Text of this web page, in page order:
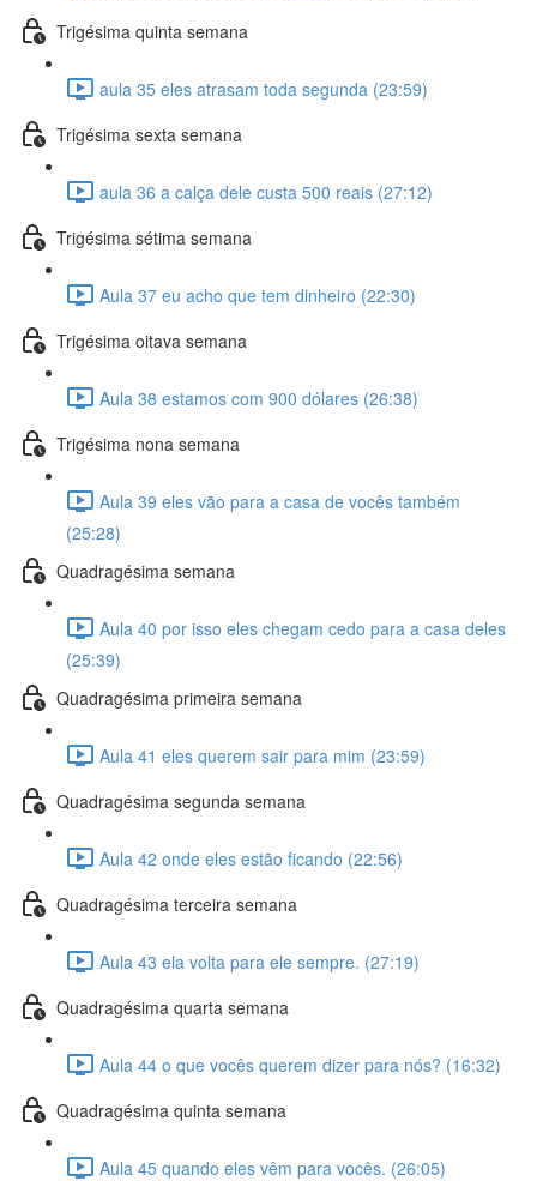
Trigésima quinta semana
aula 35 eles atrasam toda segunda (23:59)
Trigésima sexta semana
aula 36 a calça dele custa 500 reais (27:12)
Trigésima sétima semana
Aula 37 eu acho que tem dinheiro (22:30)
Trigésima oitava semana
Aula 38 estamos com 900 dólares (26:38)
Trigésima nona semana
Aula 39 eles vão para a casa de vocês também
(25:28)
Quadragésima semana
Aula 40 por isso eles chegam cedo para a casa deles
(25:39)
Quadragésima primeira semana
Aula 41 eles querem sair para mim (23:59)
Quadragésima segunda semana
Aula 42 onde eles estão ficando (22:56)
Quadragésima terceira semana
Aula 43 ela volta para ele sempre. (27:19)
Quadragésima quarta semana
Aula 44 o que vocês querem dizer para nós? (16:32)
Quadragésima quinta semana
Aula 45 quando eles vêm para vocês. (26:05)